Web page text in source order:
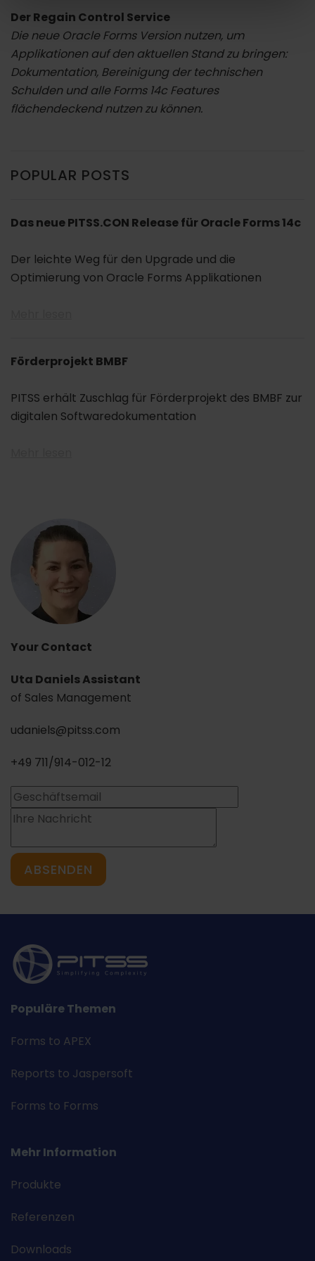
Der Regain Control Service
Die neue Oracle Forms Version nutzen, um
Applikationen auf den aktuellen Stand zu bringen:
Dokumentation, Bereinigung der technischen
Schulden und alle Forms 14c Features
flächendeckend nutzen zu können.
POPULAR POSTS
Das neue PITSS.CON Release für Oracle Forms 14c
Der leichte Weg für den Upgrade und die
Optimierung von Oracle Forms Applikationen
Förderprojekt BMBF
PITSS erhält Zuschlag für Förderprojekt des BMBF zur
digitalen Softwaredokumentation
Your Contact
Uta Daniels Assistant
of Sales Management
udaniels@pitss.com
+49 711/914-012-12
Populäre Themen
Forms to APEX
Reports to Jaspersoft
Forms to Forms
Mehr Information
Produkte
Referenzen
Downloads